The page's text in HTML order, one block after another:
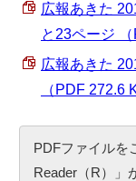
広報あきた
と23ページ （
広報あきた
（PDF 272.6
PDFファイルを
Reader（R）」